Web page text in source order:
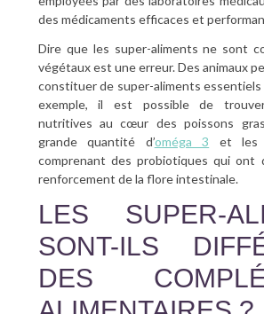
des médicaments efficaces et
Dire que les super-aliments ne sont
végétaux est une erreur. Des animaux
constituer de super-aliments essentiels
exemple, il est possible de
nutritives au cœur des poissons
grande quantité d’oméga 3 et les
comprenant des probiotiques qui
renforcement de la flore intestinale.
LES SUPER-
SONT-ILS
DES